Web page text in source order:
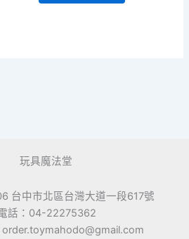
玩具魔法堂
台中市北區台灣大道一段617號
話：04-22275362
order.toymahodo@gmail.com